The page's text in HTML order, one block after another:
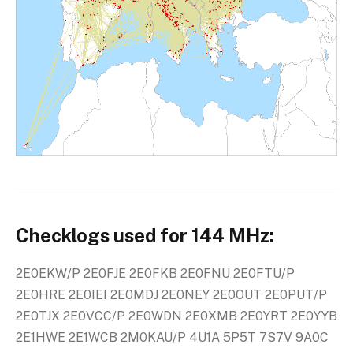
Checklogs used for 144 MHz:
2E0EKW/P 2E0FJE 2E0FKB 2E0FNU 2E0FTU/P
2E0HRE 2E0IEI 2E0MDJ 2E0NEY 2E0OUT 2E0PUT/P
2E0TJX 2E0VCC/P 2E0WDN 2E0XMB 2E0YRT 2E0YYB
2E1HWE 2E1WCB 2M0KAU/P 4U1A 5P5T 7S7V 9A0C